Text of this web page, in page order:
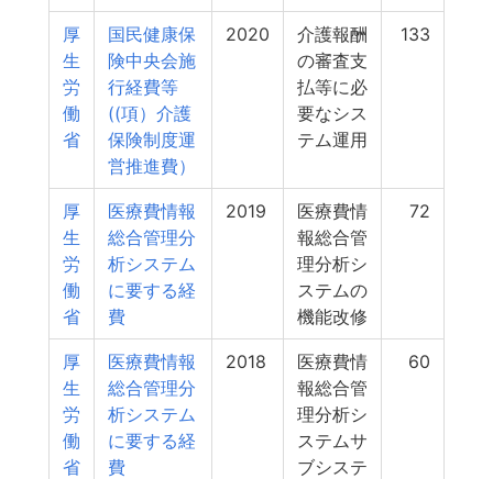
厚
生
労
働
省
国民健康保
険中央会施
行経費等
((項）介護
保険制度運
営推進費）
2020
介護報酬
の審査支
払等に必
要なシス
テム運用
133
厚
生
労
働
省
医療費情報
総合管理分
析システム
に要する経
費
2019
医療費情
報総合管
理分析シ
ステムの
機能改修
72
厚
生
労
働
省
医療費情報
総合管理分
析システム
に要する経
費
2018
医療費情
報総合管
理分析シ
ステムサ
ブシステ
60